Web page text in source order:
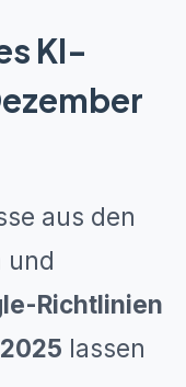
KI-
aus den
und
Richtlinien
lassen